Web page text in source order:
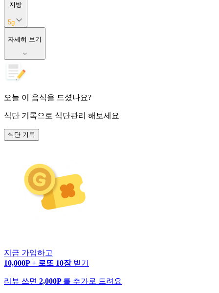
지방
5g
자세히 보기
오늘 이 음식을 드셨나요?
식단 기록으로 식단관리 해보세요
식단 기록
지금 가입하고
10,000P + 로또 10장 받기
리뷰 쓰면 2,000P 를 추가로 드려요